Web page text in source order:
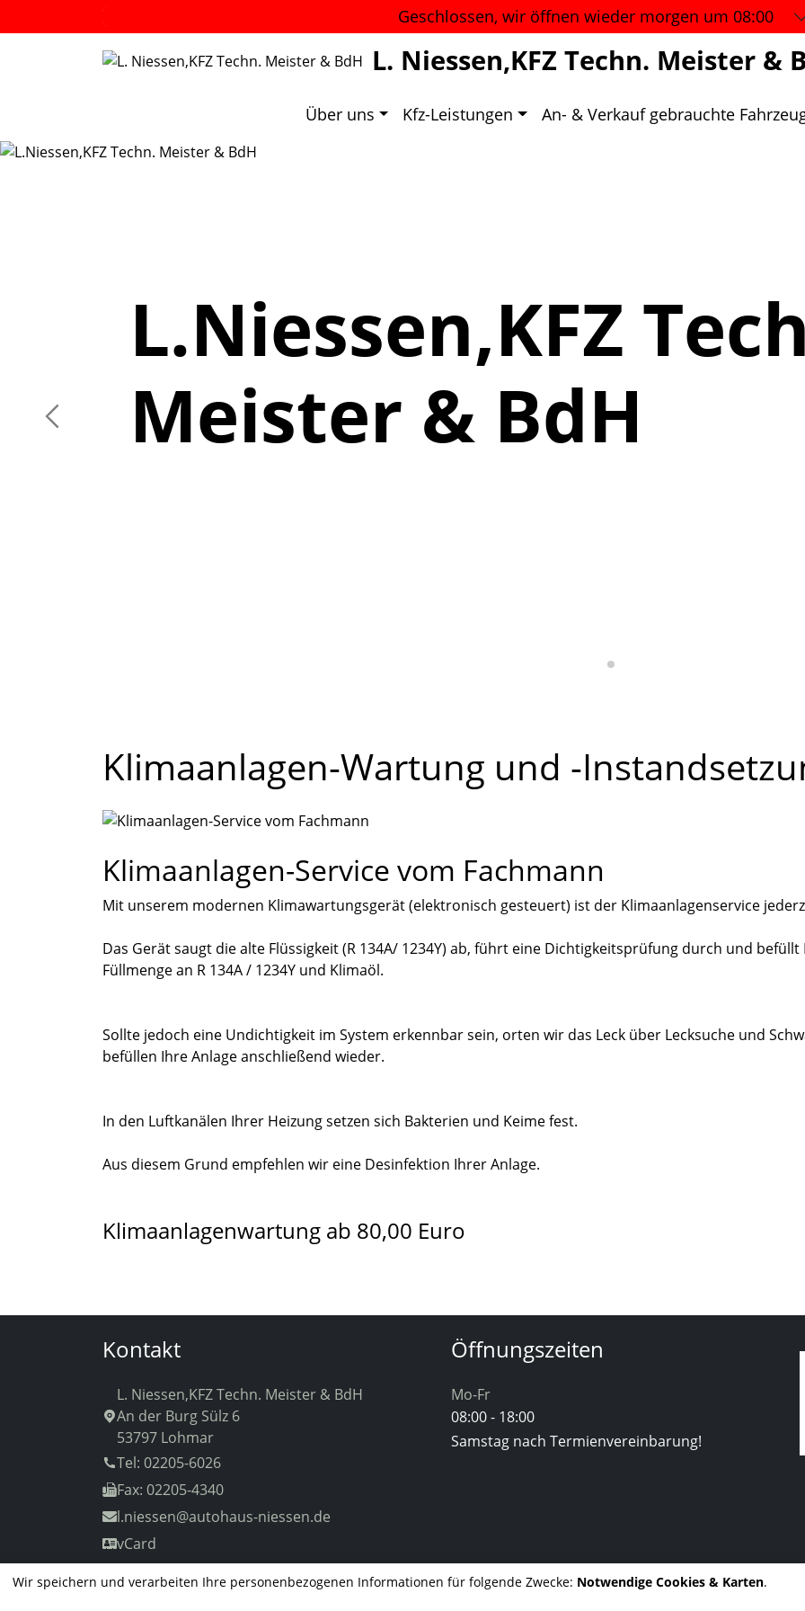
Geschlossen, wir öffnen wieder morgen um 08:00
L. Niessen,KFZ Techn. Meister &
Über uns Kfz-Leistungen An- & Verkauf gebrauchte
L.Niessen,KFZ
Meister & BdH
Klimaanlagen-Wartung und -
Klimaanlagen-Service vom Fachmann
Mit unserem modernen Klimawartungsgerät (elektronisch gesteuert) ist der Klimaanlagenservice
Das Gerät saugt die alte Flüssigkeit (R 134A/ 1234Y) ab, führt eine Dichtigkeitsprüfung durch und
Füllmenge an R 134A / 1234Y und Klimaöl.
Sollte jedoch eine Undichtigkeit im System erkennbar sein, orten wir das Leck über Lecksuche und
befüllen Ihre Anlage anschließend wieder.
In den Luftkanälen Ihrer Heizung setzen sich Bakterien und Keime fest.
Aus diesem Grund empfehlen wir eine Desinfektion Ihrer Anlage.
Klimaanlagenwartung ab 80,00 Euro
Kontakt
L. Niessen,KFZ Techn. Meister & BdH
An der Burg Sülz 6
53797 Lohmar
Tel: 02205-6026
Fax: 02205-4340
l.niessen@autohaus-niessen.de
vCard
Öffnungszeiten
Mo-Fr
08:00 - 18:00
Samstag nach Termienvereinbarung!
Wir speichern und verarbeiten Ihre personenbezogenen Informationen für folgende Zwecke: Notwendige Cookies & Karten.